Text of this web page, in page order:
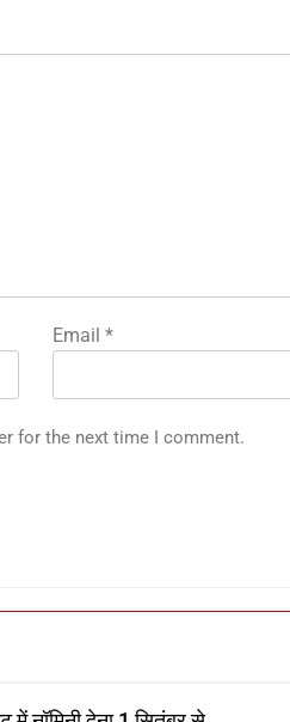
Email*
for the next time I comment.